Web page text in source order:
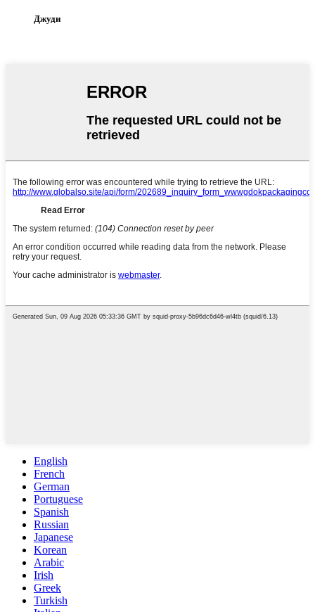
Джуди
English
French
German
Portuguese
Spanish
Russian
Japanese
Korean
Arabic
Irish
Greek
Turkish